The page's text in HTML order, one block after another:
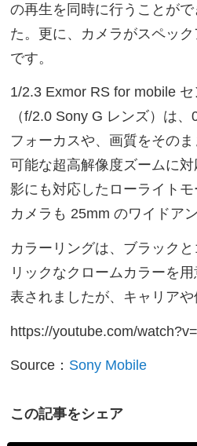
の再生を同時に行うことが
た。更に、カメラがスペッ
です。
1/2.3 Exmor RS for mobile
（f/2.0 Sony G レンズ）は
フォーカスや、画質をその
可能な超高解像度ズームに
影にも対応したローライト
カメラも 25mm のワイドア
カラーリングは、ブラック
リックなクロームカラーを
表されましたが、キャリアや
https://youtube.com/
Source： Sony Mobile
この記事をシェア